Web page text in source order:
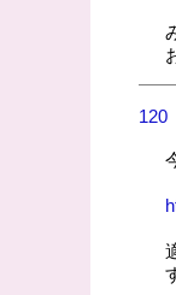
120